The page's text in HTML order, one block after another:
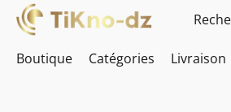
Boutique Catégories Livraison